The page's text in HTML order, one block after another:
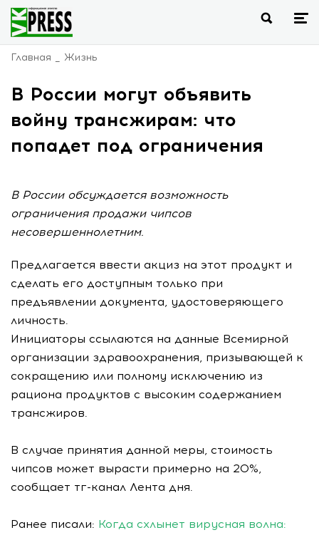
Главная Жизнь
В России могут объявить
войну трансжирам: что
попадет под ограничения
В России обсуждается возможность
ограничения продажи чипсов
несовершеннолетним.
Предлагается ввести акциз на этот продукт и
сделать его доступным только при
предъявлении документа, удостоверяющего
личность.
Инициаторы ссылаются на данные Всемирной
организации здравоохранения, призывающей к
сокращению или полному исключению из
рациона продуктов с высоким содержанием
трансжиров.
В случае принятия данной меры, стоимость
чипсов может вырасти примерно на 20%,
сообщает тг-канал Лента дня.
Ранее писали: Когда схлынет вирусная волна: